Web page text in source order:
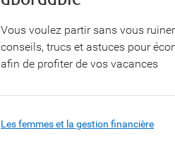
Vous voulez partir sans vous
conseils, trucs et astuces pour
afin de profiter de vos vacances
Les femmes et la gestion financière